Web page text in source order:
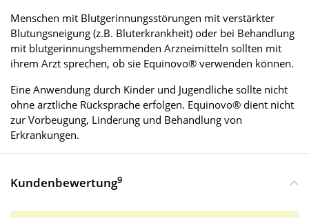
Menschen mit Blutgerinnungsstörungen mit verstärkter
Blutungsneigung (z.B. Bluterkrankheit) oder bei Behandlung
mit blutgerinnungshemmenden Arzneimitteln sollten mit
ihrem Arzt sprechen, ob sie Equinovo® verwenden können.
Eine Anwendung durch Kinder und Jugendliche sollte nicht
ohne ärztliche Rücksprache erfolgen. Equinovo® dient nicht
zur Vorbeugung, Linderung und Behandlung von
Erkrankungen.
Kundenbewertung9